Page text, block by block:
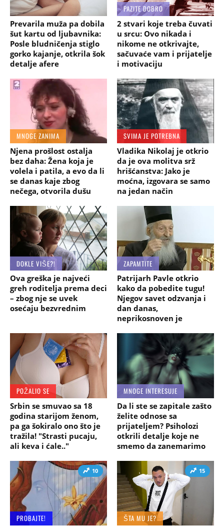
Prevarila muža pa dobila
šut kartu od ljubavnika:
Posle bludničenja stiglo
gorko kajanje, otkrila šok
detalje afere
PAZITE DOBRO
2 stvari koje treba čuvati
u srcu: Ovo nikada i
nikome ne otkrivajte,
sačuvaće vam i prijatelje
i motivaciju
MNOGE ZANIMA
Njena prošlost ostalja
bez daha: Žena koja je
volela i patila, a evo da li
se danas kaje zbog
nečega, otvorila dušu
SVIMA JE POTREBNA
Vladika Nikolaj je otkrio
da je ova molitva srž
hrišćanstva: Jako je
moćna, izgovara se samo
na jedan način
DOKLE VIŠE?!
Ova greška je najveći
greh roditelja prema deci
– zbog nje se uvek
osećaju bezvrednim
ZAPAMTITE
Patrijarh Pavle otkrio
kako da pobedite tugu!
Njegov savet odzvanja i
dan danas,
neprikosnoven je
POŽALIO SE
Srbin se smuvao sa 18
godina starijom ženom,
pa ga šokiralo ono što je
tražila! "Strasti pucaju,
ali keva i ćale.."
MNOGE INTERESUJE
Da li ste se zapitale zašto
želite odnose sa
prijateljem? Psiholozi
otkrili detalje koje ne
smemo da zanemarimo
10
PROBAJTE!
15
ŠTA MU JE?